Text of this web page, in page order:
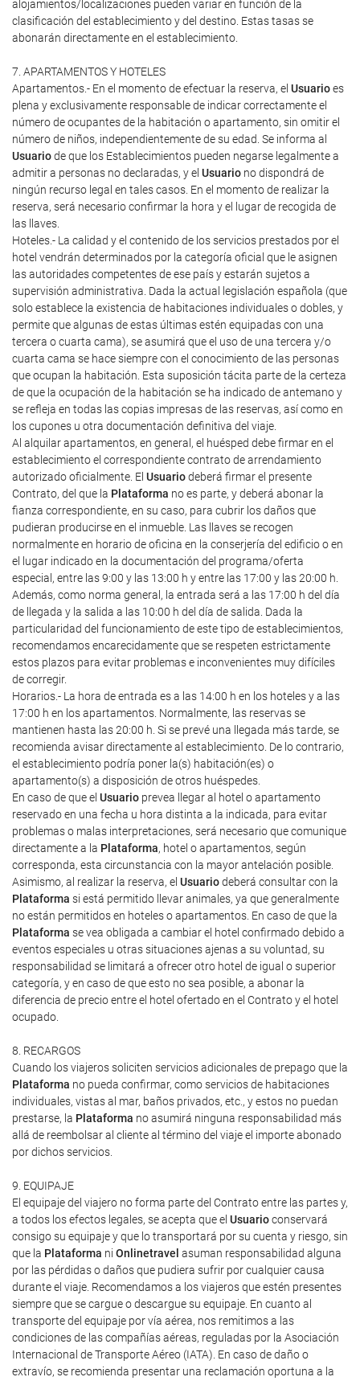
alojamientos/localizaciones pueden variar en función de la
clasificación del establecimiento y del destino. Estas tasas se
abonarán directamente en el establecimiento.
7. APARTAMENTOS Y HOTELES
Apartamentos.- En el momento de efectuar la reserva, el Usuarioes
plena y exclusivamente responsable de indicar correctamente el
número de ocupantes de la habitación o apartamento, sin omitir el
número de niños, independientemente de su edad. Se informa al
Usuariode que los Establecimientos pueden negarse legalmente a
admitir a personas no declaradas, y el Usuario no dispondrá de
ningún recurso legal en tales casos. En el momento de realizar la
reserva, será necesario confirmar la hora y el lugar de recogida de
las llaves.
Hoteles.- La calidad y el contenido de los servicios prestados por el
hotel vendrán determinados por la categoría oficial que le asignen
las autoridades competentes de ese país y estarán sujetos a
supervisión administrativa. Dada la actual legislación española (que
solo establece la existencia de habitaciones individuales o dobles, y
permite que algunas de estas últimas estén equipadas con una
tercera o cuarta cama), se asumirá que el uso de una tercera y/o
cuarta cama se hace siempre con el conocimiento de las personas
que ocupan la habitación. Esta suposición tácita parte de la certeza
de que la ocupación de la habitación se ha indicado de antemano y
se refleja en todas las copias impresas de las reservas, así como en
los cupones u otra documentación definitiva del viaje.
Al alquilar apartamentos, en general, el huésped debe firmar en el
establecimiento el correspondiente contrato de arrendamiento
autorizado oficialmente. El Usuariodeberá firmar el presente
Contrato, del que la Plataforma no es parte, y deberá abonar la
fianza correspondiente, en su caso, para cubrir los daños que
pudieran producirse en el inmueble. Las llaves se recogen
normalmente en horario de oficina en la conserjería del edificio o en
el lugar indicado en la documentación del programa/oferta
especial, entre las 9:00 y las 13:00 h y entre las 17:00 y las 20:00 h.
Además, como norma general, la entrada será a las 17:00 h del día
de llegada y la salida a las 10:00 h del día de salida. Dada la
particularidad del funcionamiento de este tipo de establecimientos,
recomendamos encarecidamente que se respeten estrictamente
estos plazos para evitar problemas e inconvenientes muy difíciles
de corregir.
Horarios.- La hora de entrada es a las 14:00 h en los hoteles y a las
17:00 h en los apartamentos. Normalmente, las reservas se
mantienen hasta las 20:00 h. Si se prevé una llegada más tarde, se
recomienda avisar directamente al establecimiento. De lo contrario,
el establecimiento podría poner la(s) habitación(es) o
apartamento(s) a disposición de otros huéspedes.
En caso de que el Usuario prevea llegar al hotel o apartamento
reservado en una fecha u hora distinta a la indicada, para evitar
problemas o malas interpretaciones, será necesario que comunique
directamente a la Plataforma, hotel o apartamentos, según
corresponda, esta circunstancia con la mayor antelación posible.
Asimismo, al realizar la reserva, el Usuariodeberá consultar con la
Plataforma si está permitido llevar animales, ya que generalmente
no están permitidos en hoteles o apartamentos. En caso de que la
Plataforma se vea obligada a cambiar el hotel confirmado debido a
eventos especiales u otras situaciones ajenas a su voluntad, su
responsabilidad se limitará a ofrecer otro hotel de igual o superior
categoría, y en caso de que esto no sea posible, a abonar la
diferencia de precio entre el hotel ofertado en el Contrato y el hotel
ocupado.
8. RECARGOS
Cuando los viajeros soliciten servicios adicionales de prepago que la
Plataforma no pueda confirmar, como servicios de habitaciones
individuales, vistas al mar, baños privados, etc., y estos no puedan
prestarse, la Plataforma no asumirá ninguna responsabilidad más
allá de reembolsar al cliente al término del viaje el importe abonado
por dichos servicios.
9. EQUIPAJE
El equipaje del viajero no forma parte del Contrato entre las partes y,
a todos los efectos legales, se acepta que el Usuarioconservará
consigo su equipaje y que lo transportará por su cuenta y riesgo, sin
que la Plataforma ni Onlinetravel asuman responsabilidad alguna
por las pérdidas o daños que pudiera sufrir por cualquier causa
durante el viaje. Recomendamos a los viajeros que estén presentes
siempre que se cargue o descargue su equipaje. En cuanto al
transporte del equipaje por vía aérea, nos remitimos a las
condiciones de las compañías aéreas, reguladas por la Asociación
Internacional de Transporte Aéreo (IATA). En caso de daño o
extravío, se recomienda presentar una reclamación oportuna a la